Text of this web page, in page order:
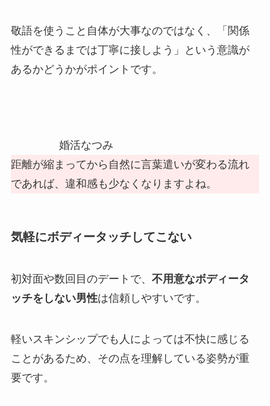
敬語を使うこと自体が大事なのではなく、「関係
性ができるまでは丁寧に接しよう」という意識が
あるかどうかがポイントです。
婚活なつみ
距離が縮まってから自然に言葉遣いが変わる流れ
であれば、違和感も少なくなりますよね。
気軽にボディータッチしてこない
初対面や数回目のデートで、 不用意なボディータ
ッチをしない男性は信頼しやすいです。
軽いスキンシップでも人によっては不快に感じる
ことがあるため、その点を理解している姿勢が重
要です。